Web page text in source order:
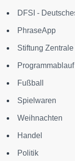
DFSI -
PhraseApp
Stiftung
Programmablauf
Fußball
Spielwaren
Weihnachten
Handel
Politik